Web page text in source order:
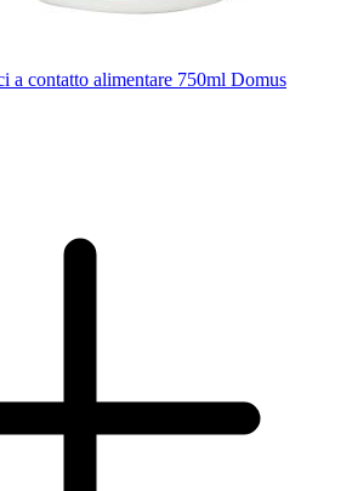
a contatto alimentare 750ml Domus